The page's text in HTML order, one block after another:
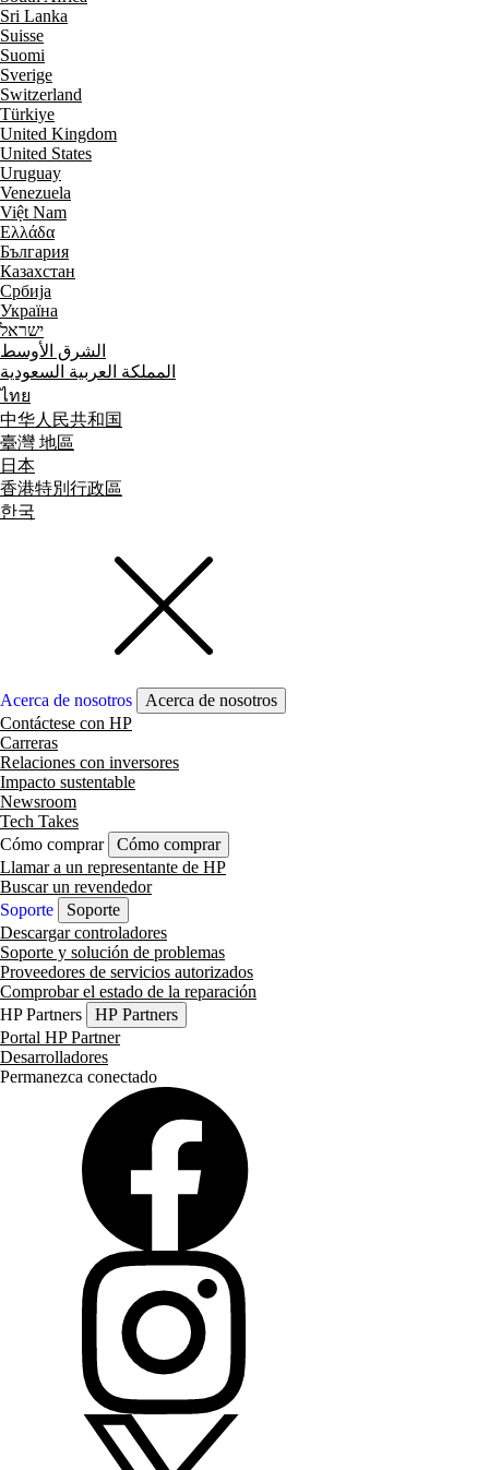
Sri Lanka
Suisse
Suomi
Sverige
Switzerland
Türkiye
United Kingdom
United States
Uruguay
Venezuela
Việt Nam
Ελλάδα
България
Казахстан
Србија
Україна
ישראל
الشرق الأوسط
المملكة العربية السعودية
ไทย
中华人民共和国
臺灣 地區
日本
香港特別行政區
한국
Acerca de nosotros
Acerca de nosotros
Contáctese con HP
Carreras
Relaciones con inversores
Impacto sustentable
Newsroom
Tech Takes
Cómo comprar
Cómo comprar
Llamar a un representante de HP
Buscar un revendedor
Soporte
Soporte
Descargar controladores
Soporte y solución de problemas
Proveedores de servicios autorizados
Comprobar el estado de la reparación
HP Partners
HP Partners
Portal HP Partner
Desarrolladores
Permanezca conectado